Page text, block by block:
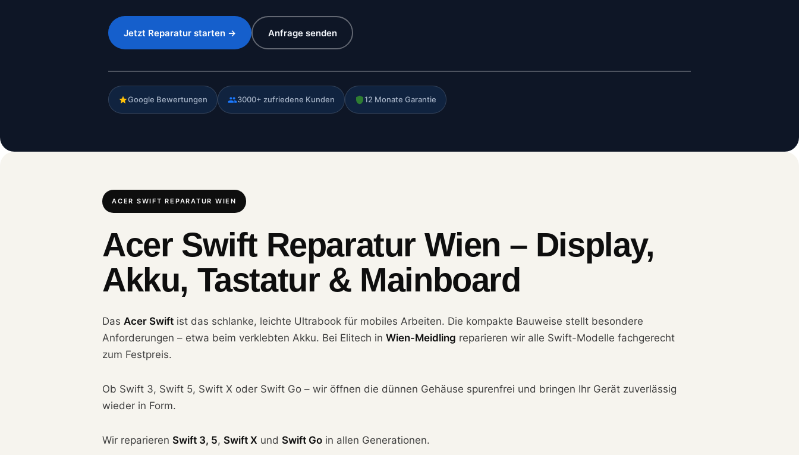
Jetzt Reparatur starten → Anfrage senden
Google Bewertungen 3000+ zufriedene Kunden 12 Monate Garantie
ACER SWIFT REPARATUR WIEN
Acer Swift Reparatur Wien – Display,
Akku, Tastatur & Mainboard
Das Acer Swift ist das schlanke, leichte Ultrabook für mobiles Arbeiten. Die kompakte Bauweise stellt besondere
Anforderungen – etwa beim verklebten Akku. Bei Elitech in Wien-Meidling reparieren wir alle Swift-Modelle fachgerecht
zum Festpreis.
Ob Swift 3, Swift 5, Swift X oder Swift Go – wir öffnen die dünnen Gehäuse spurenfrei und bringen Ihr Gerät zuverlässig
wieder in Form.
Wir reparieren Swift 3, 5, Swift X und Swift Go in allen Generationen.